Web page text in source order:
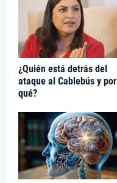
¿Quién está detrás del
ataque al Cablebús y por
qué?